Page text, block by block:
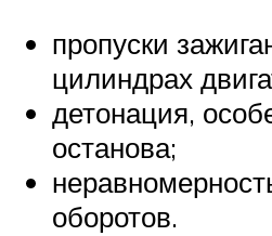
пропуски
цилиндрах
детонация,
останова;
оборотов.